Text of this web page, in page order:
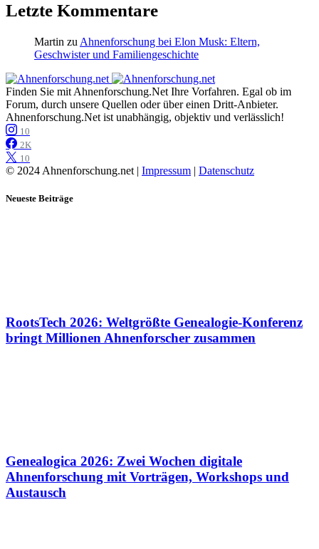
Letzte Kommentare
Martin zu Ahnenforschung bei Elon Musk: Eltern,
Geschwister und Familiengeschichte
Finden Sie mit Ahnenforschung.Net Ihre Vorfahren. Egal ob im
Forum, durch unsere Quellen oder über einen Dritt-Anbieter.
Ahnenforschung.Net ist unabhängig, objektiv und verlässlich!
10
2K
10
© 2024 Ahnenforschung.net | Impressum | Datenschutz
Neueste Beiträge
RootsTech 2026: Weltgrößte Genealogie-Konferenz
bringt Millionen Ahnenforscher zusammen
Genealogica 2026: Zwei Wochen digitale
Ahnenforschung mit Vorträgen, Workshops und
Austausch